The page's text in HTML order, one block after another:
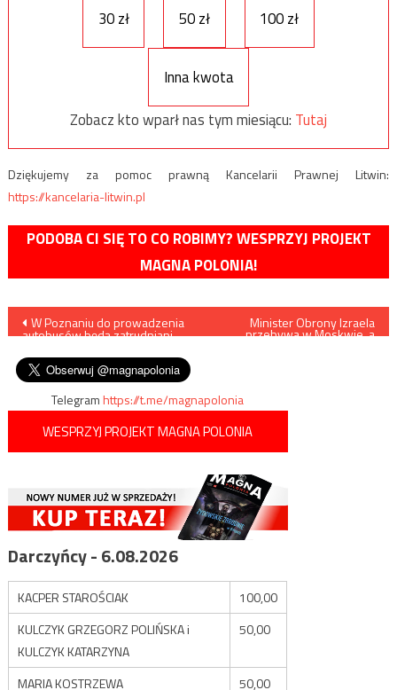
30 zł
50 zł 100 zł
Inna kwota
Zobacz kto wparł nas tym miesiącu: Tutaj
Dziękujemy za pomoc prawną Kancelarii Prawnej Litwin:
https://kancelaria-litwin.pl
PODOBA CI SIĘ TO CO ROBIMY? WESPRZYJ PROJEKT
MAGNA POLONIA!
Nawigacja
wpisu
W Poznaniu do prowadzenia
autobusów będą zatrudniani
Minister Obrony Izraela
przebywa w Moskwie, a
Telegramhttps://t.me/magnapolonia
WESPRZYJ PROJEKT MAGNA POLONIA
Darczyńcy - 6.08.2026
KACPER STAROŚCIAK
100,00
KULCZYK GRZEGORZ POLIŃSKA i
KULCZYK KATARZYNA
50,00
MARIA KOSTRZEWA 50,00